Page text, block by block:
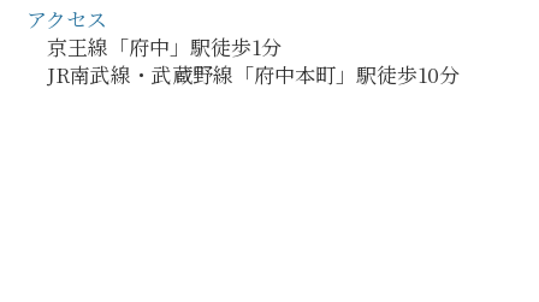
アクセス
京王線「府中」駅徒歩1分
JR南武線・武蔵野線「府中本町」駅徒歩10分